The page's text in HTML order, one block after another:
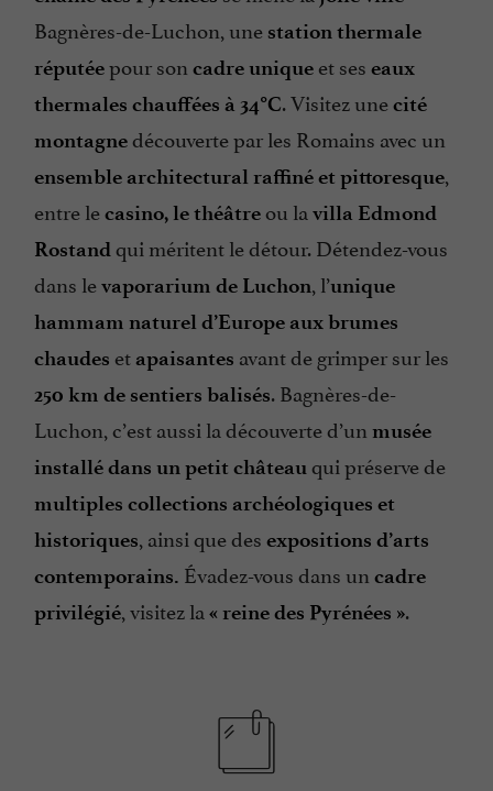
Bagnères-de-Luchon, une station thermale
réputéepour son cadre unique et ses eaux
thermales chauffées à 34°C. Visitez unecité
montagnedécouverte par les Romains avec un
ensemble architectural raffiné et pittoresque
entre lecasino, le théâtre ou la villa Edmond
Rostand qui méritent le détour. Détendez-vous
dans levaporarium de Luchon , l’unique
hammam naturel d’Europe aux brumes
chaudes et apaisantes avant de grimper sur les
250 km de sentiers balisés. Bagnères-de-
Luchon, c’est aussi la découverte d’un musée
installé dans un petit château qui préserve de
multiples collections archéologiques et
historiques , ainsi que des expositions d’arts
contemporains. Évadez-vous dans un cadre
privilégié , visitez la « reine des Pyrénées ».